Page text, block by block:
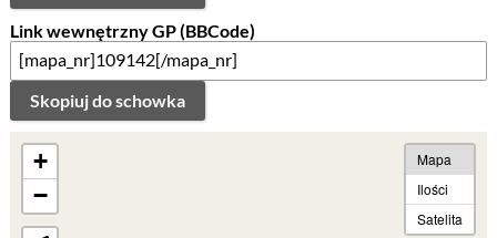
Link wewnętrzny GP (BBCode)
Skopiuj do schowka
+
−
Mapa
Ilości
Satelita